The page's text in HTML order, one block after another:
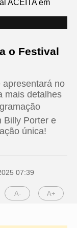
o Festival
apresentará no
mais detalhes
Billy Porter e
única!
07:39
A- A+